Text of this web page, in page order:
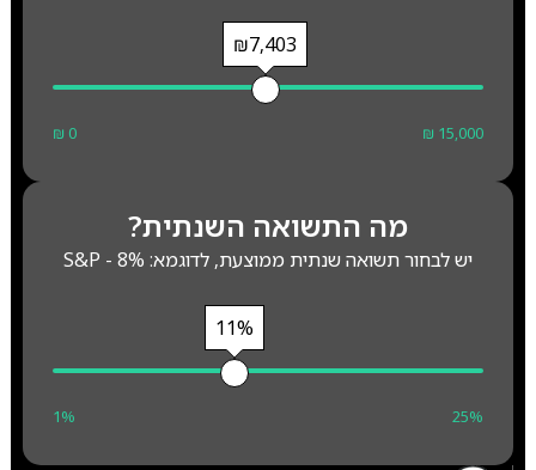
₪7,403
₪ 0 ₪ 15,000
מה התשואה השנתית?
יש לבחור תשואה שנתית ממוצעת, לדוגמא: S&P - 8%
11%
1% 25%